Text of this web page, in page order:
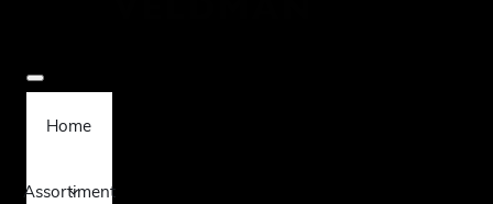
Home
Assortiment